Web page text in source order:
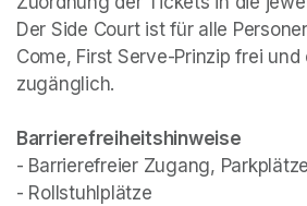
Der Side Court ist für alle
Come, First Serve-Prinzip frei
zugänglich.
- Barrierefreier Zugang,
- Rollstuhlplätze